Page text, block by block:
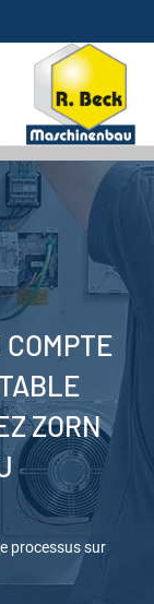
COMPTE
ZORN
processus sur